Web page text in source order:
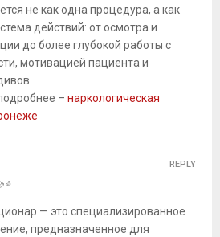
не как одна процедура, а как
действий: от осмотра и
до более глубокой работы с
мотивацией пациента и
– наркологическая
ေ
— это специализированное
предназначенное для
REPLY